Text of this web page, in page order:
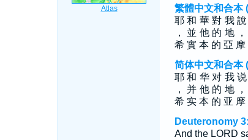
繁體中文和合本
耶 和 華 對 我
， 並 他 的 地
希 實 本 的 亞 摩
简体中文和合本
耶 和 华 对 我
， 并 他 的 地
希 实 本 的 亚 摩
Deuteronomy
And the LORD